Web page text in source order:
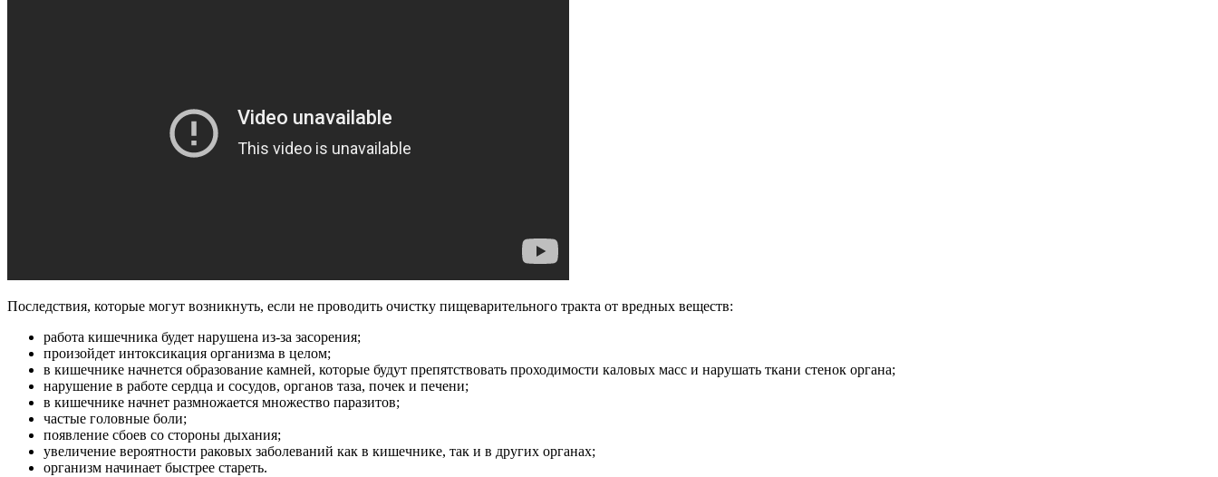
Последствия, которые могут возникнуть, если не проводить очистку пищеварительного тракта от вредных веществ:
работа кишечника будет нарушена из-за засорения;
произойдет интоксикация организма в целом;
в кишечнике начнется образование камней, которые будут препятствовать проходимости каловых масс и нарушать ткани стенок органа;
нарушение в работе сердца и сосудов, органов таза, почек и печени;
в кишечнике начнет размножается множество паразитов;
частые головные боли;
появление сбоев со стороны дыхания;
увеличение вероятности раковых заболеваний как в кишечнике, так и в других органах;
организм начинает быстрее стареть.